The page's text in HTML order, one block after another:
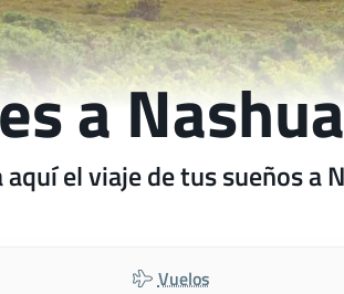
a
el viaje de tus sueños a
Vuelos